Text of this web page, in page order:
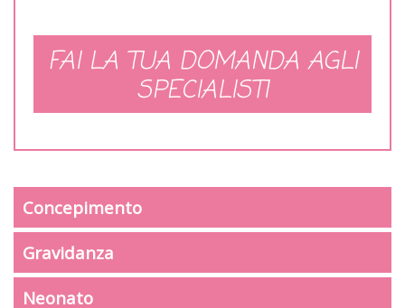
FAI LA TUA DOMANDA AGLI
SPECIALISTI
Concepimento
Gravidanza
Neonato